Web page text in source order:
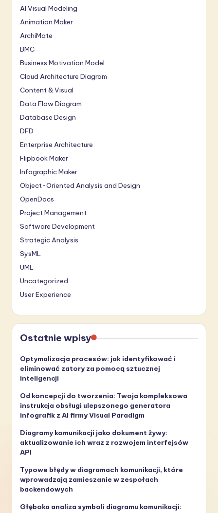
AI Visual Modeling
Animation Maker
ArchiMate
BMC
Business Motivation Model
Cloud Architecture Diagram
Content & Visual
Data Flow Diagram
Database Design
DFD
Enterprise Architecture
Flipbook Maker
Infographic Maker
Object-Oriented Analysis and Design
OpenDocs
Project Management
Software Development
Strategic Analysis
SysML
UML
Uncategorized
User Experience
Ostatnie wpisy
Optymalizacja procesów: jak identyfikować i
eliminować zatory za pomocą sztucznej
inteligencji
Od koncepcji do tworzenia: Twoja kompleksowa
instrukcja obsługi ulepszonego generatora
infografik z AI firmy Visual Paradigm
Diagramy komunikacji jako dokument żywy:
aktualizowanie ich wraz z rozwojem interfejsów
API
Typowe błędy w diagramach komunikacji, które
wprowadzają zamieszanie w zespołach
backendowych
Głęboka analiza symboli diagramu komunikacji: